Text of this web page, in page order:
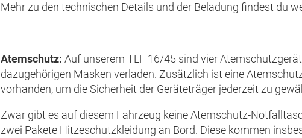
Mehr zu den technischen Details und der Beladung findest du
Atemschutz:Auf unserem TLF 16/45 sind vier
dazugehörigen Masken verladen. Zusätzlich ist eine
vorhanden, um die Sicherheit der Geräteträger jederzeit zu
Zwar gibt es auf diesem Fahrzeug keine Atemschutz-
zwei Pakete Hitzeschutzkleidung an Bord. Diese kommen